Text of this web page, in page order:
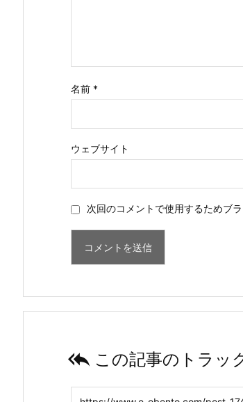
名前 *
ウェブサイト
次回のコメントで使用するためブ
 この記事のトラッ